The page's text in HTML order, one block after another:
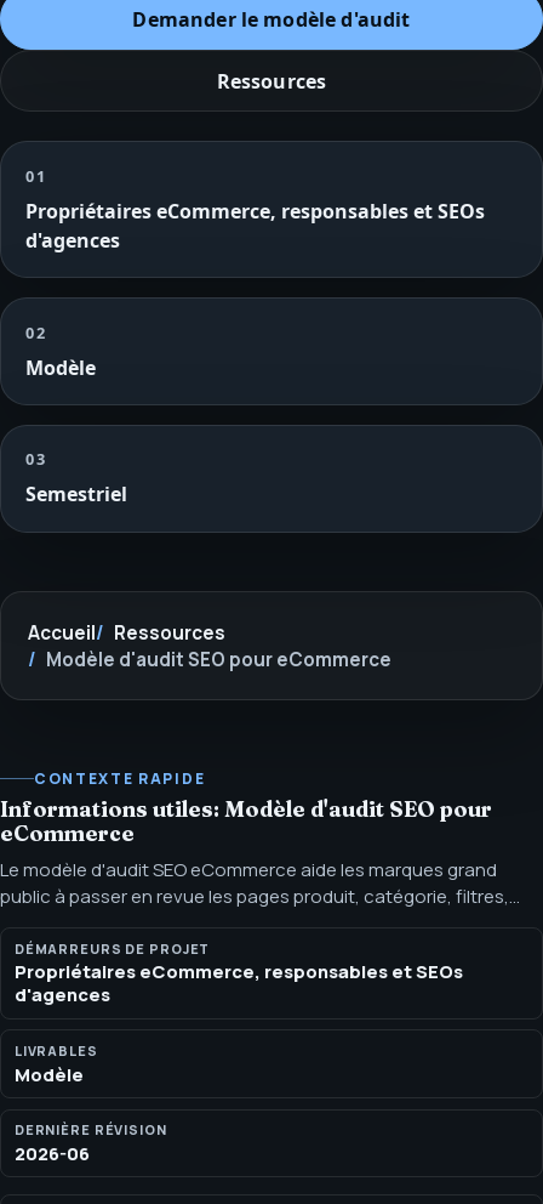
Demander le modèle d'audit
Ressources
01
Propriétaires eCommerce, responsables et SEOs
d'agences
02
Modèle
03
Semestriel
Accueil
Ressources
Modèle d'audit SEO pour eCommerce
CONTEXTE RAPIDE
Informations utiles: Modèle d'audit SEO pour
eCommerce
Le modèle d'audit SEO eCommerce aide les marques grand
public à passer en revue les pages produit, catégorie, filtres,
schema, contenu et préparation à la recherche AI. Demandez le
Modèle d'audit SEO eCommerce de SEOH pour pages produit,
architecture de catégories, navigation à facettes, schema et AI
search.
DÉMARREURS DE PROJET
Propriétaires eCommerce, responsables et SEOs
d'agences
LIVRABLES
Modèle
DERNIÈRE RÉVISION
2026-06